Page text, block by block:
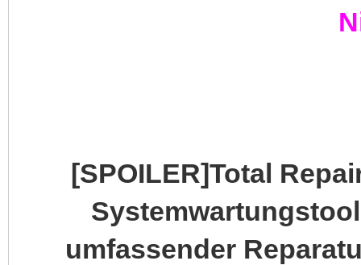
[SPOILER]Total
umfassender